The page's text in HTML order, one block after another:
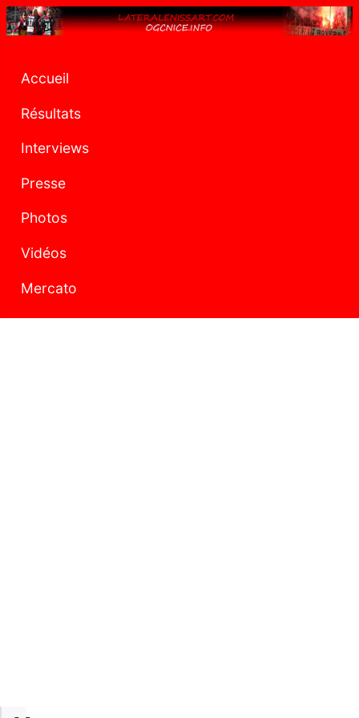
Accueil
Résultats
Interviews
Presse
Photos
Vidéos
Mercato